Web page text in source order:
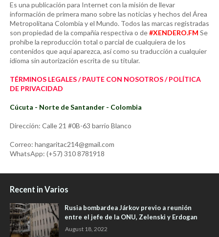
Es una publicación para Internet con la misión de llevar
información de primera mano sobre las noticias y hechos del Área
Metropolitana Colombia y el Mundo. Todos las marcas registradas
son propiedad de la compañía respectiva o de#XENDERO.FM Se
prohíbe la reproducción total o parcial de cualquiera de los
contenidos que aquí aparezca, así como su traducción a cualquier
idioma sin autorización escrita de su titular.
TÉRMINOS LEGALES / PAUTE CON NOSOTROS / POLÍTICA
DE PRIVACIDAD
Cúcuta - Norte de Santander - Colombia
Dirección: Calle 21 #0B-63 barrio Blanco
Correo: hangaritac214@gmail.com
WhatsApp: (+57) 310 8781918
Recent in Varios
Rusia bombardea Járkov previo a reunión
entre el jefe de la ONU, Zelenski y Erdogan
August 18, 2022